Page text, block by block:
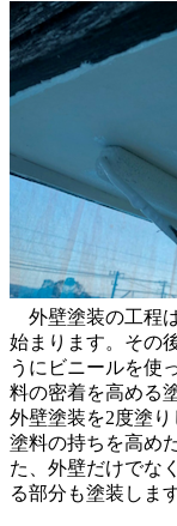
外壁塗装の工程
始まります。その
うにビニールを使
料の密着を高める
外壁塗装を2度塗
塗料の持ちを高め
た、外壁だけでな
る部分も塗装します